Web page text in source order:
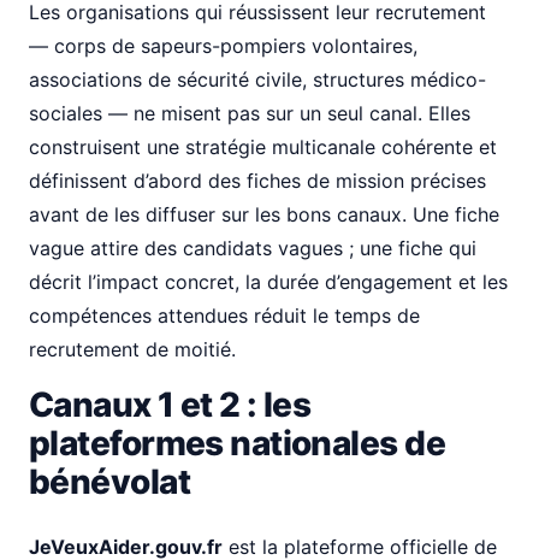
Les organisations qui réussissent leur recrutement
— corps de sapeurs-pompiers volontaires,
associations de sécurité civile, structures médico-
sociales — ne misent pas sur un seul canal. Elles
construisent une stratégie multicanale cohérente et
définissent d’abord des fiches de mission précises
avant de les diffuser sur les bons canaux. Une fiche
vague attire des candidats vagues ; une fiche qui
décrit l’impact concret, la durée d’engagement et les
compétences attendues réduit le temps de
recrutement de moitié.
Canaux 1 et 2 : les
plateformes nationales de
bénévolat
JeVeuxAider.gouv.fr est la plateforme officielle de